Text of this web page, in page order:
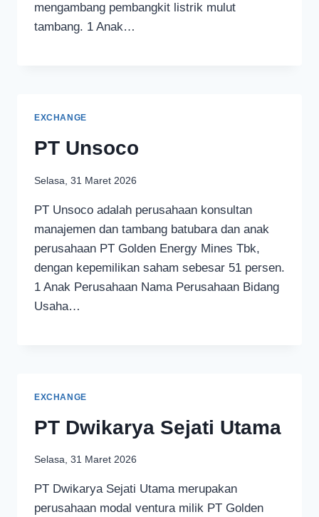
mengambang pembangkit listrik mulut
tambang. 1 Anak…
EXCHANGE
PT Unsoco
Selasa, 31 Maret 2026
PT Unsoco adalah perusahaan konsultan
manajemen dan tambang batubara dan anak
perusahaan PT Golden Energy Mines Tbk,
dengan kepemilikan saham sebesar 51 persen.
1 Anak Perusahaan Nama Perusahaan Bidang
Usaha…
EXCHANGE
PT Dwikarya Sejati Utama
Selasa, 31 Maret 2026
PT Dwikarya Sejati Utama merupakan
perusahaan modal ventura milik PT Golden